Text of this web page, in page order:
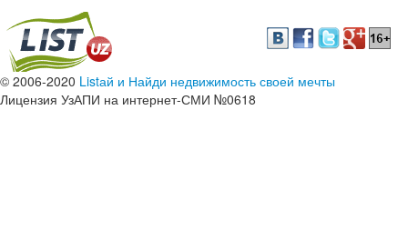
© 2006-2020 Listай и Найди недвижимость своей мечты
Лицензия УзАПИ на интернет-СМИ №0618